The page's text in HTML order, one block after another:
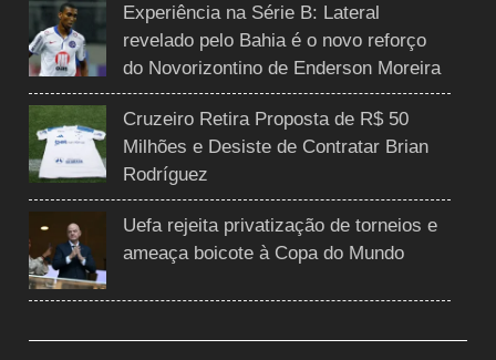
Experiência na Série B: Lateral
revelado pelo Bahia é o novo reforço
do Novorizontino de Enderson Moreira
Cruzeiro Retira Proposta de R$ 50
Milhões e Desiste de Contratar Brian
Rodríguez
Uefa rejeita privatização de torneios e
ameaça boicote à Copa do Mundo